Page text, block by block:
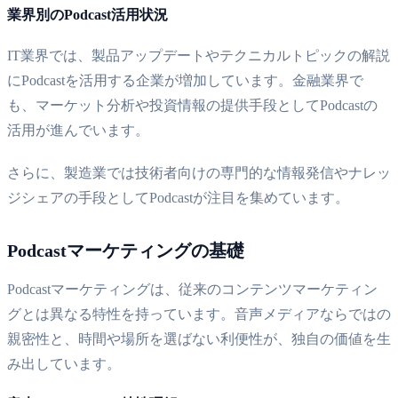
業界別のPodcast活用状況
IT業界では、製品アップデートやテクニカルトピックの解説
にPodcastを活用する企業が増加しています。金融業界で
も、マーケット分析や投資情報の提供手段としてPodcastの
活用が進んでいます。
さらに、製造業では技術者向けの専門的な情報発信やナレッ
ジシェアの手段としてPodcastが注目を集めています。
Podcastマーケティングの基礎
Podcastマーケティングは、従来のコンテンツマーケティン
グとは異なる特性を持っています。音声メディアならではの
親密性と、時間や場所を選ばない利便性が、独自の価値を生
み出しています。